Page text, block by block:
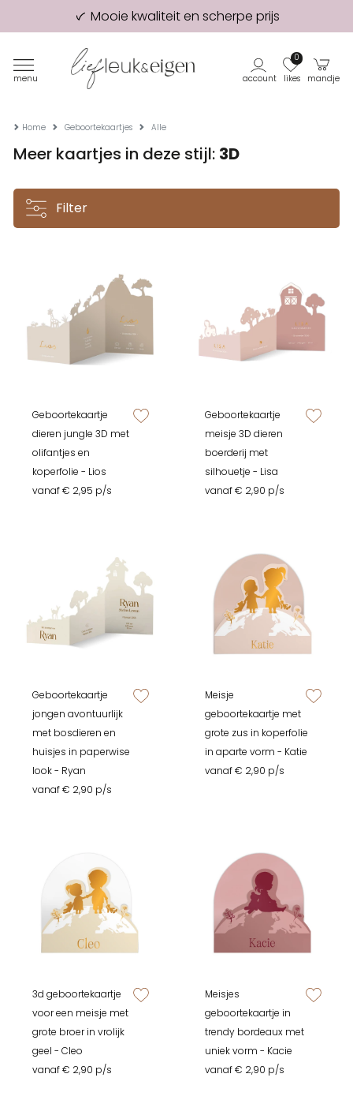
Mooie kwaliteit en scherpe prijs
98% van onze klanten beveelt ons aan!
Eerste proefdruk GRATIS
menu account likes
0
mandje
Home Geboortekaartjes Alle
Meer kaartjes in deze stijl: 3D
Filter
Geboortekaartje
dieren jungle 3D met
olifantjes en
koperfolie - Lios
vanaf € 2,95 p/s
zet op verlanglijstje
Geboortekaartje
meisje 3D dieren
boerderij met
silhouetje - Lisa
vanaf € 2,90 p/s
Geboortekaartje
jongen avontuurlijk
met bosdieren en
huisjes in paperwise
look - Ryan
vanaf € 2,90 p/s
zet op verlanglijstje
Meisje
geboortekaartje met
grote zus in koperfolie
in aparte vorm - Katie
vanaf € 2,90 p/s
3d geboortekaartje
voor een meisje met
grote broer in vrolijk
geel - Cleo
vanaf € 2,90 p/s
zet op verlanglijstje
Meisjes
geboortekaartje in
trendy bordeaux met
uniek vorm - Kacie
vanaf € 2,90 p/s